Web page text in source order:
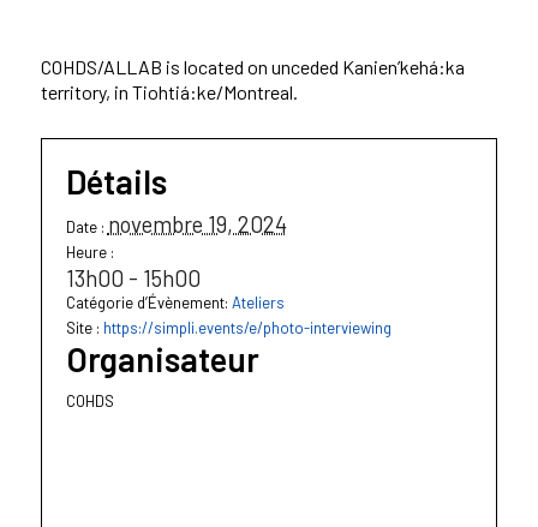
COHDS/ALLAB is located on unceded Kanien’kehá:ka
territory, in Tiohtiá:ke/Montreal.
Détails
Date : novembre 19, 2024
Heure :
13h00 - 15h00
Catégorie d’Évènement: Ateliers
Site : https://simpli.events/e/photo-interviewing
Organisateur
COHDS